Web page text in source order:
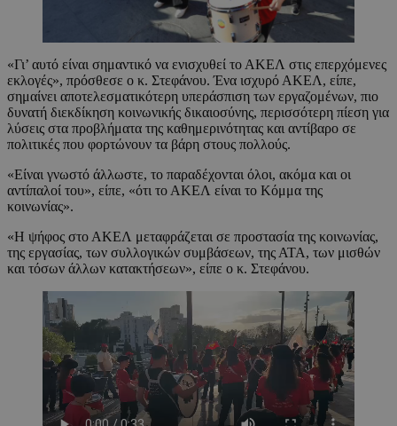
«Γι’ αυτό είναι σημαντικό να ενισχυθεί το ΑΚΕΛ στις επερχόμενες
εκλογές», πρόσθεσε ο κ. Στεφάνου. Ένα ισχυρό ΑΚΕΛ, είπε,
σημαίνει αποτελεσματικότερη υπεράσπιση των εργαζομένων, πιο
δυνατή διεκδίκηση κοινωνικής δικαιοσύνης, περισσότερη πίεση για
λύσεις στα προβλήματα της καθημερινότητας και αντίβαρο σε
πολιτικές που φορτώνουν τα βάρη στους πολλούς.
«Είναι γνωστό άλλωστε, το παραδέχονται όλοι, ακόμα και οι
αντίπαλοί του», είπε, «ότι το ΑΚΕΛ είναι το Κόμμα της
κοινωνίας».
«Η ψήφος στο ΑΚΕΛ μεταφράζεται σε προστασία της κοινωνίας,
της εργασίας, των συλλογικών συμβάσεων, της ΑΤΑ, των μισθών
και τόσων άλλων κατακτήσεων», είπε ο κ. Στεφάνου.